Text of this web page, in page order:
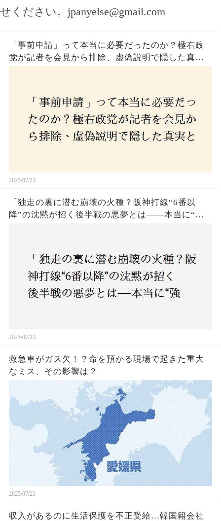
せください。 jpanyelse@gmail.com
「事前申請」って本当に必要だったのか？極右政
党が記者を会見から排除、虚偽説明で隠した真実
2025/07/23
「独走の裏に潜む崩壊の火種？阪神打線“6番以
降”の沈黙が招く後半戦の悪夢とは——本当に“強
2025/07/23
救急車がガス欠！？命を預かる現場で起きた重大
なミス、その影響は？
2025/07/23
収入があるのに生活保護を不正受給…韓国籍会社